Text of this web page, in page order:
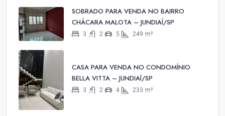
SOBRADO PARA VENDA NO BAIRRO
CHÁCARA MALOTA – JUNDIAÍ/SP
3 2 5 249 m²
CASA PARA VENDA NO CONDOMÍNIO
BELLA VITTA – JUNDIAÍ/SP
3 2 4 233 m²